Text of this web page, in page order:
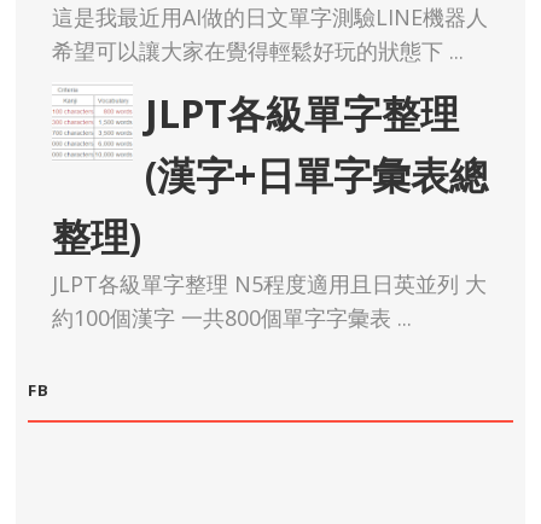
這是我最近用AI做的日文單字測驗LINE機器人
希望可以讓大家在覺得輕鬆好玩的狀態下 ...
JLPT各級單字整理
(漢字+日單字彙表總
整理)
JLPT各級單字整理 N5程度適用且日英並列 大
約100個漢字 一共800個單字字彙表 ...
FB